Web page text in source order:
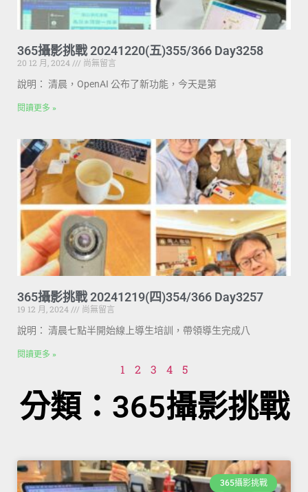
365攝影挑戰 20241220(五)355/366 Day3258
20 12 月, 2024
尚無留言
說明： 清晨，OpenAI 公布了新功能，今天是第
閱讀更多 »
365攝影挑戰 20241219(四)354/366 Day3257
19 12 月, 2024
尚無留言
說明： 清晨七點半開始線上導生培訓，帶領導生完成八
閱讀更多 »
1 2 3 4 5
分類：365攝影挑戰
365攝影挑戰